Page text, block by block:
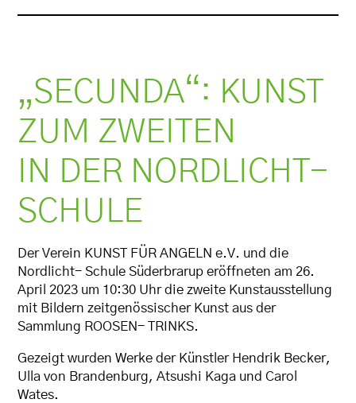
„SECUNDA“: KUNST
ZUM ZWEITEN
IN DER NORDLICHT-
SCHULE
Der Verein KUNST FÜR ANGELN e.V. und die
Nordlicht- Schule Süderbrarup eröffneten am 26.
April 2023 um 10:30 Uhr die zweite Kunstausstellung
mit Bildern zeitgenössischer Kunst aus der
Sammlung ROOSEN- TRINKS.
Gezeigt wurden Werke der Künstler Hendrik Becker,
Ulla von Brandenburg, Atsushi Kaga und Carol
Wates.